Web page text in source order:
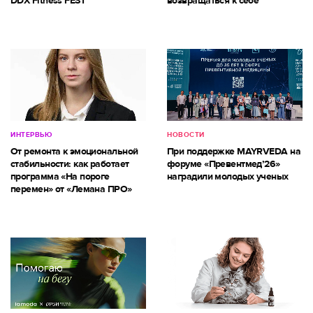
ИНТЕРВЬЮ
От ремонта к эмоциональной
стабильности: как работает
программа «На пороге
перемен» от «Лемана ПРО»
НОВОСТИ
При поддержке MAYRVEDA на
форуме «Превентмед’26»
наградили молодых ученых